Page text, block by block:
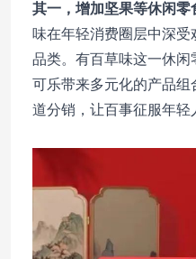
其一，增加坚果等休闲零
味在年轻消费圈层中深
品类。有百草味这一休
可乐带来多元化的产品
道分销，让百事征服年轻